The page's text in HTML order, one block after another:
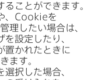
る​ことができます。
Cookieを​
理したい​場合は、
設定したり、​
置かれた​ときに​
ます。​
選択した​場合、​